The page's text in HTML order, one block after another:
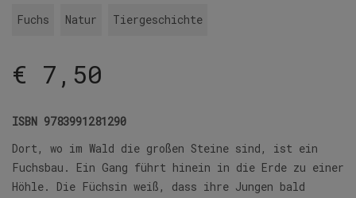
Fuchs Natur Tiergeschichte
€ 7,50
ISBN 9783991281290
Dort, wo im Wald die großen Steine sind, ist ein
Fuchsbau. Ein Gang führt hinein in die Erde zu einer
Höhle. Die Füchsin weiß, dass ihre Jungen bald